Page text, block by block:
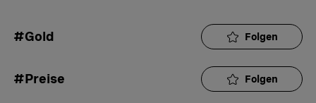
#Gold Folgen
#Preise Folgen